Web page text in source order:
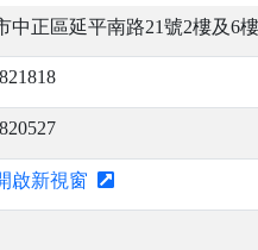
中正區延平南路21號2樓及6樓
啟新視窗